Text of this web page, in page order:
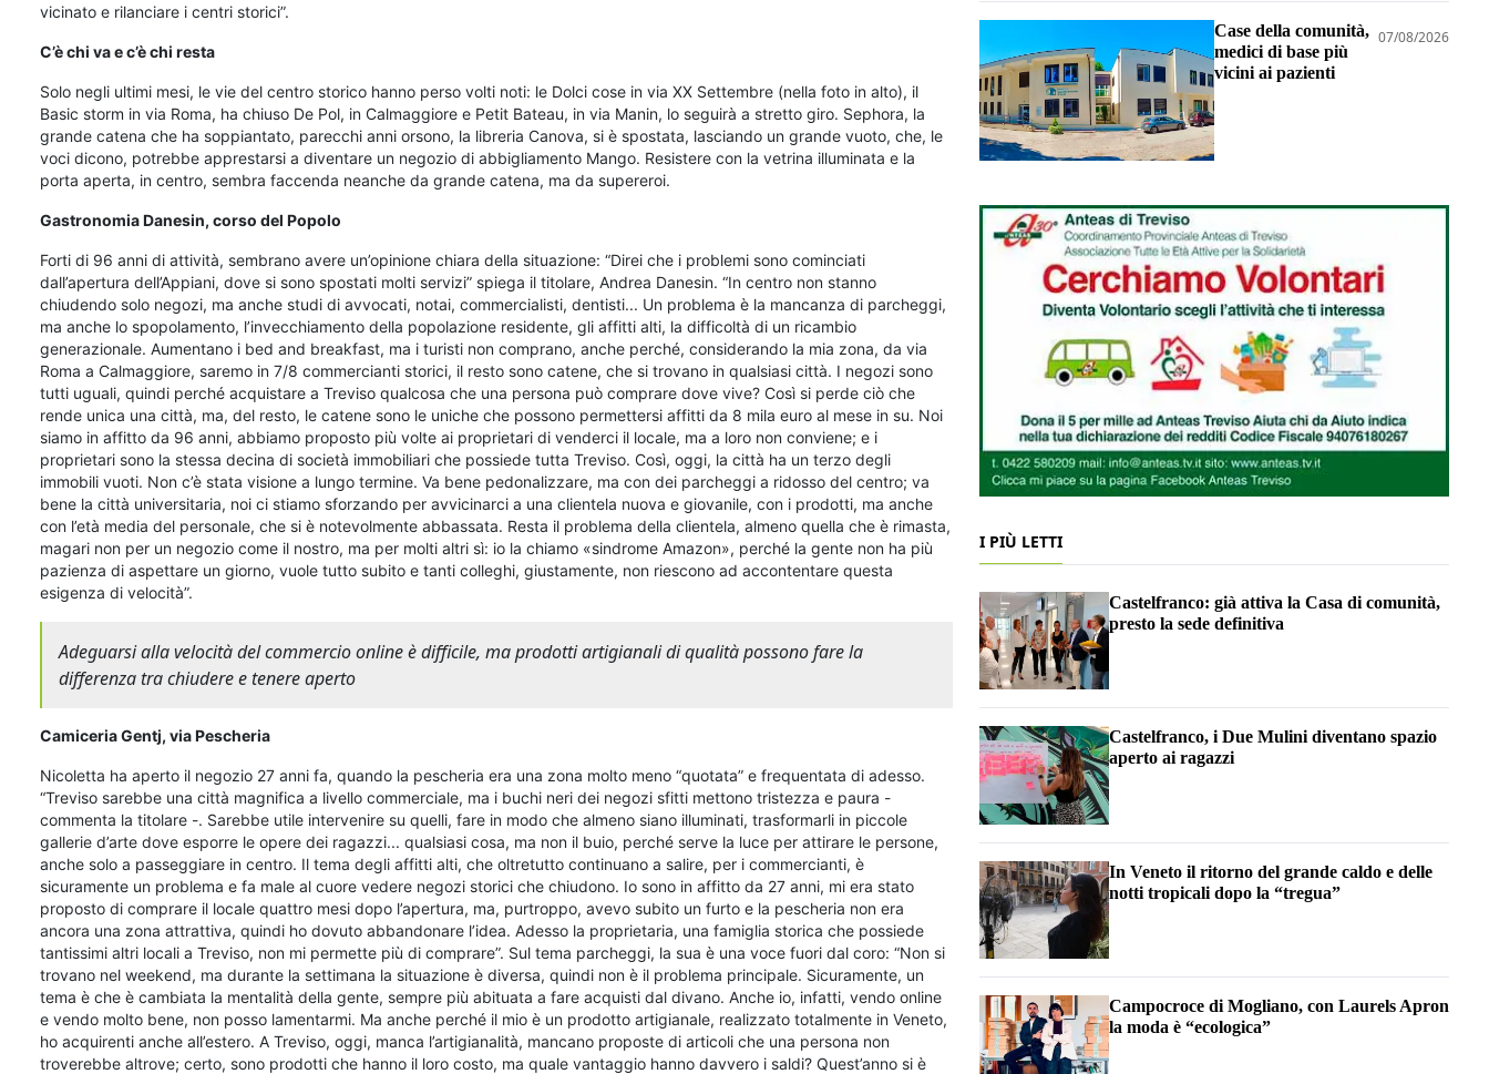
vicinato e rilanciare i centri storici”.
C’è chi va e c’è chi resta
Solo negli ultimi mesi, le vie del centro storico hanno perso volti noti: le Dolci cose in via XX Settembre (nella foto in alto), il
Basic storm in via Roma, ha chiuso De Pol, in Calmaggiore e Petit Bateau, in via Manin, lo seguirà a stretto giro. Sephora, la
grande catena che ha soppiantato, parecchi anni orsono, la libreria Canova, si è spostata, lasciando un grande vuoto, che, le
voci dicono, potrebbe apprestarsi a diventare un negozio di abbigliamento Mango. Resistere con la vetrina illuminata e la
porta aperta, in centro, sembra faccenda neanche da grande catena, ma da supereroi.
Gastronomia Danesin, corso del Popolo
Forti di 96 anni di attività, sembrano avere un’opinione chiara della situazione: “Direi che i problemi sono cominciati
dall’apertura dell’Appiani, dove si sono spostati molti servizi” spiega il titolare, Andrea Danesin. “In centro non stanno
chiudendo solo negozi, ma anche studi di avvocati, notai, commercialisti, dentisti... Un problema è la mancanza di parcheggi,
ma anche lo spopolamento, l’invecchiamento della popolazione residente, gli affitti alti, la difficoltà di un ricambio
generazionale. Aumentano i bed and breakfast, ma i turisti non comprano, anche perché, considerando la mia zona, da via
Roma a Calmaggiore, saremo in 7/8 commercianti storici, il resto sono catene, che si trovano in qualsiasi città. I negozi sono
tutti uguali, quindi perché acquistare a Treviso qualcosa che una persona può comprare dove vive? Così si perde ciò che
rende unica una città, ma, del resto, le catene sono le uniche che possono permettersi affitti da 8 mila euro al mese in su. Noi
siamo in affitto da 96 anni, abbiamo proposto più volte ai proprietari di venderci il locale, ma a loro non conviene; e i
proprietari sono la stessa decina di società immobiliari che possiede tutta Treviso. Così, oggi, la città ha un terzo degli
immobili vuoti. Non c’è stata visione a lungo termine. Va bene pedonalizzare, ma con dei parcheggi a ridosso del centro; va
bene la città universitaria, noi ci stiamo sforzando per avvicinarci a una clientela nuova e giovanile, con i prodotti, ma anche
con l’età media del personale, che si è notevolmente abbassata. Resta il problema della clientela, almeno quella che è rimasta,
magari non per un negozio come il nostro, ma per molti altri sì: io la chiamo «sindrome Amazon», perché la gente non ha più
pazienza di aspettare un giorno, vuole tutto subito e tanti colleghi, giustamente, non riescono ad accontentare questa
esigenza di velocità”.
Adeguarsi alla velocità del commercio online è difficile, ma prodotti artigianali di qualità possono fare la
differenza tra chiudere e tenere aperto
Camiceria Gentj, via Pescheria
Nicoletta ha aperto il negozio 27 anni fa, quando la pescheria era una zona molto meno “quotata” e frequentata di adesso.
“Treviso sarebbe una città magnifica a livello commerciale, ma i buchi neri dei negozi sfitti mettono tristezza e paura -
commenta la titolare -. Sarebbe utile intervenire su quelli, fare in modo che almeno siano illuminati, trasformarli in piccole
gallerie d’arte dove esporre le opere dei ragazzi... qualsiasi cosa, ma non il buio, perché serve la luce per attirare le persone,
anche solo a passeggiare in centro. Il tema degli affitti alti, che oltretutto continuano a salire, per i commercianti, è
sicuramente un problema e fa male al cuore vedere negozi storici che chiudono. Io sono in affitto da 27 anni, mi era stato
proposto di comprare il locale quattro mesi dopo l’apertura, ma, purtroppo, avevo subito un furto e la pescheria non era
ancora una zona attrattiva, quindi ho dovuto abbandonare l’idea. Adesso la proprietaria, una famiglia storica che possiede
tantissimi altri locali a Treviso, non mi permette più di comprare”. Sul tema parcheggi, la sua è una voce fuori dal coro: “Non si
trovano nel weekend, ma durante la settimana la situazione è diversa, quindi non è il problema principale. Sicuramente, un
tema è che è cambiata la mentalità della gente, sempre più abituata a fare acquisti dal divano. Anche io, infatti, vendo online
e vendo molto bene, non posso lamentarmi. Ma anche perché il mio è un prodotto artigianale, realizzato totalmente in Veneto,
ho acquirenti anche all’estero. A Treviso, oggi, manca l’artigianalità, mancano proposte di articoli che una persona non
troverebbe altrove; certo, sono prodotti che hanno il loro costo, ma quale vantaggio hanno davvero i saldi? Quest’anno si è
Case della comunità,
medici di base più
vicini ai pazienti
07/08/2026
I PIÙ LETTI
Castelfranco: già attiva la Casa di comunità,
presto la sede definitiva
Castelfranco, i Due Mulini diventano spazio
aperto ai ragazzi
In Veneto il ritorno del grande caldo e delle
notti tropicali dopo la “tregua”
Campocroce di Mogliano, con Laurels Apron
la moda è “ecologica”